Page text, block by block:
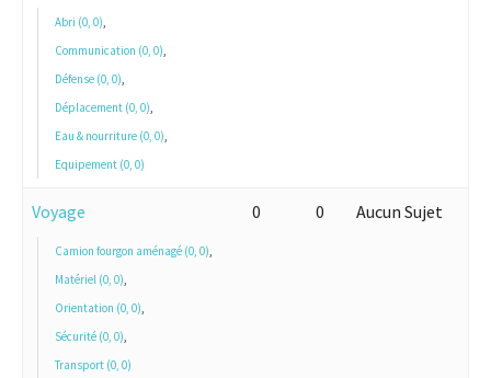
Abri (0, 0),
Communication (0, 0),
Défense (0, 0),
Déplacement (0, 0),
Eau & nourriture (0, 0),
Equipement (0, 0)
Voyage
Camion fourgon aménagé (0, 0),
Matériel (0, 0),
Orientation (0, 0),
Sécurité (0, 0),
Transport (0, 0)
0 0 Aucun Sujet